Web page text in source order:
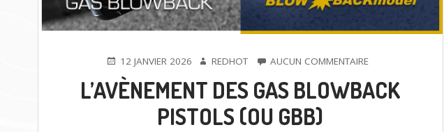
PUBLIÉ12 JANVIER 2026 AUTEUR
REDHOT AUCUN COMMENTAIRESUR
DES
GAS
L’AVÈNEMENT DES GAS BLOWBACK
PISTOLS (OU GBB)